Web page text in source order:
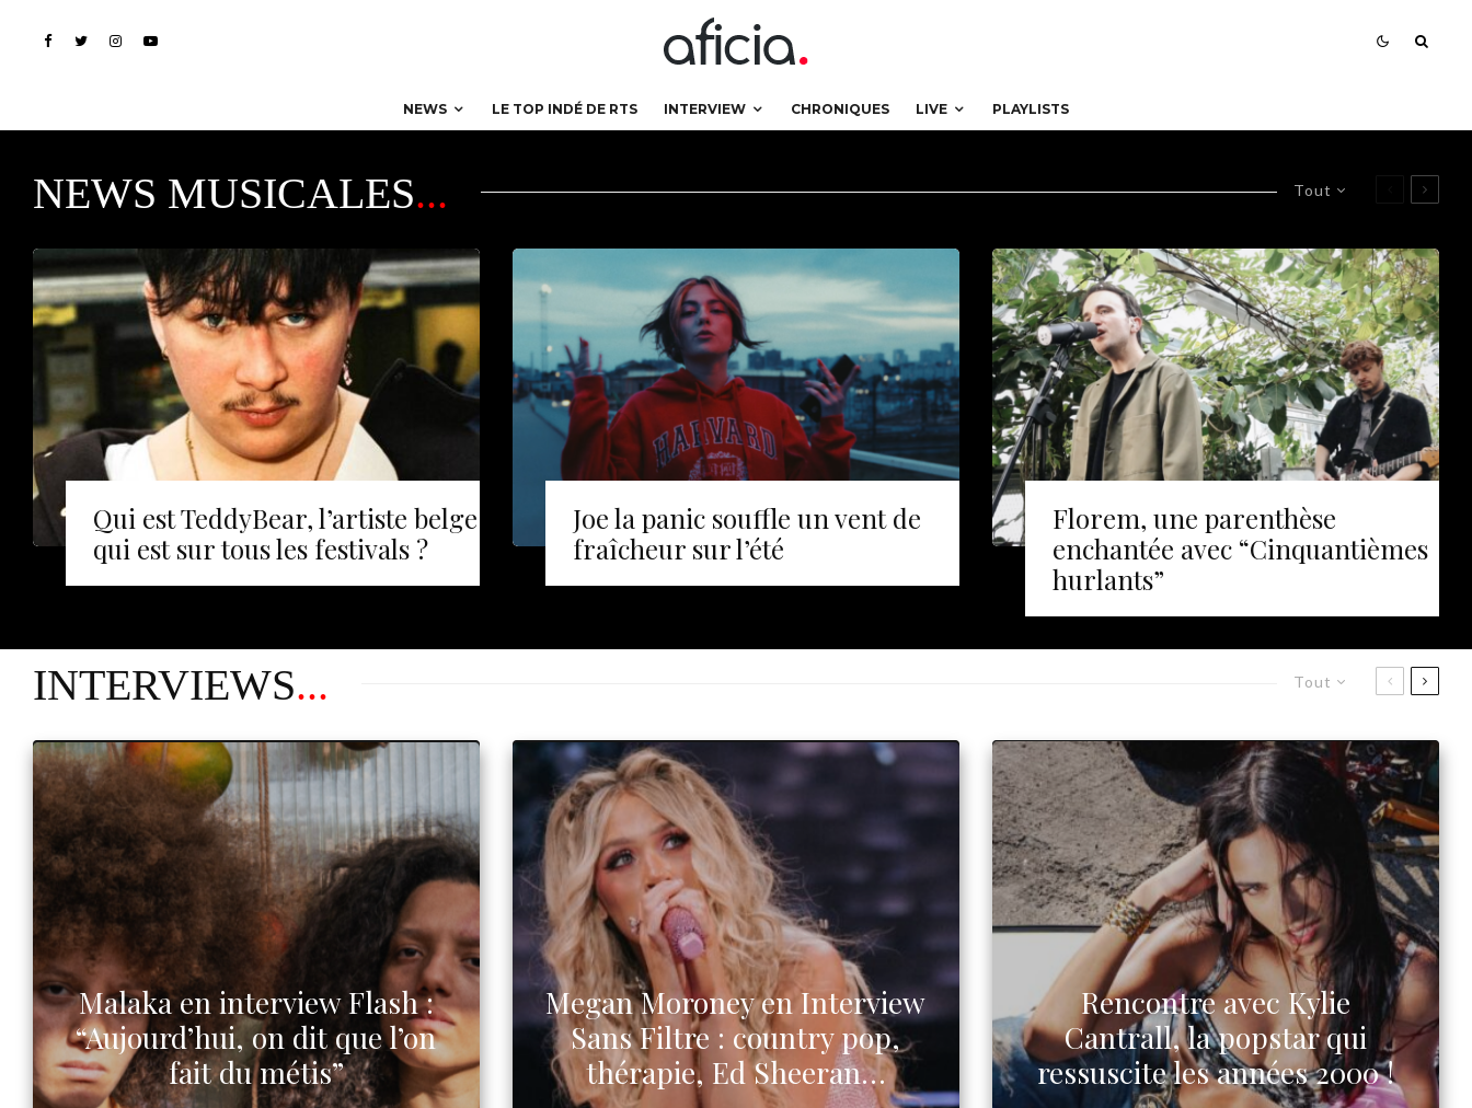
NEWS LE TOP INDÉ DE RTS INTERVIEW CHRONIQUES LIVE PLAYLISTS
NEWS MUSICALES... Tout
Qui est TeddyBear, l’artiste belge
qui est sur tous les festivals ?
Joe la panic souffle un vent de
fraîcheur sur l’été
Florem, une parenthèse
enchantée avec “Cinquantièmes
hurlants”
INTERVIEWS... Tout
Malaka en interview Flash :
“Aujourd’hui, on dit que l’on
fait du métis”
Megan Moroney en Interview
Sans Filtre : country pop,
thérapie, Ed Sheeran…
Rencontre avec Kylie
Cantrall, la popstar qui
ressuscite les années 2000 !